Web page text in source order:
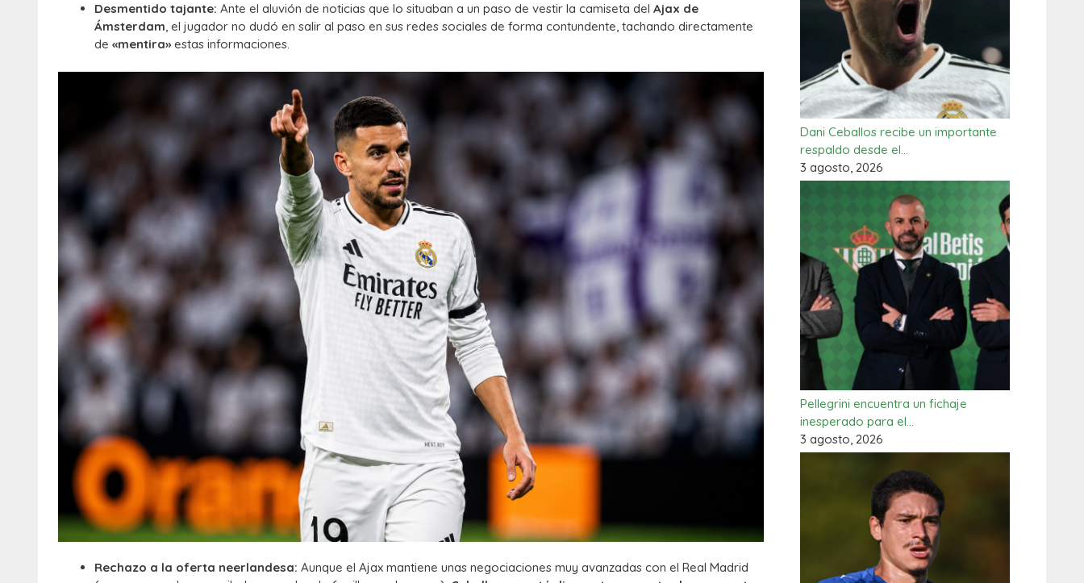
Desmentido tajante: Ante el aluvión de noticias que lo situaban a un paso de vestir la camiseta del Ajax de
Ámsterdam, el jugador no dudó en salir al paso en sus redes sociales de forma contundente, tachando directamente
de «mentira» estas informaciones.
Rechazo a la oferta neerlandesa: Aunque el Ajax mantiene unas negociaciones muy avanzadas con el Real Madrid
Dani Ceballos recibe un importante
respaldo desde el…
3 agosto, 2026
Pellegrini encuentra un fichaje
inesperado para el…
3 agosto, 2026